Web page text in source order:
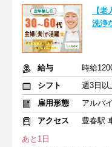
【
洗浄
給与
時給
シフト
週3日以
雇用形態
アルバ
アクセス
豊春駅
あと1日